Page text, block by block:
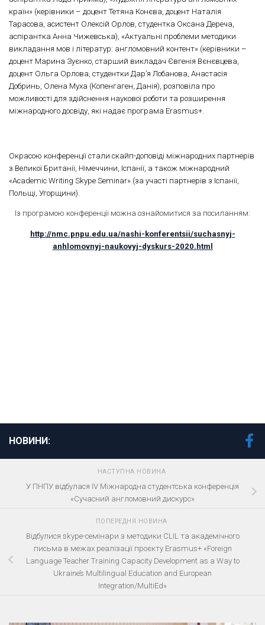
країн» (керівники – доцент Тетяна Конєва, доцент Наталія
Тарасова, асистент Олексій Орлов, студентка Оксана Дереча,
аспірантка Анна Чижевська), «Актуальні проблеми методики
викладання мов і літератур: англомовний контент» (керівники –
доцент Марина Зуєнко, старший викладач Євгенія Вєнєвцева,
доцент Ольга Орлова, студентки Дар’я Лобанова, Анастасія
Добринь, Олена Муха (Копенгаген, Данія), розповіла про
можливості для здійснення наукової роботи та розширення
міжнародного досвіду, які надає програма Erasmus+.
Окрасою конференції стали скайп-доповіді міжнародних партнерів
з Великої Британії, Німеччини, Іспанії, а також міжнародний
«Academic Writing Skype Seminar» (за участі партнерів з Іспанії,
Польщі, Угорщини).
Із програмою конференції можна ознайомитися за посиланням:
http://nmc.pnpu.edu.ua/nashi-konferentsii/suchasnyj-
anhlomovnyj-naukovyj-dyskurs-2020.html
НОВИНИ:
НАСТУПНА НОВИНА
У ПНПУ відбулася IV Міжнародна студентська конференція
«Сучасний англомовний дискурс»
ПОПЕРЕДНЯ НОВИНА
Відбулися skype-семінари з методики CLIL та академічного
письма в межах реалізації проєкту Erasmus+ «Foreign
Language Teacher Training Capacity Development as a Way to
Ukraine’s Multilingual Education and European
Integration/MultiEd»